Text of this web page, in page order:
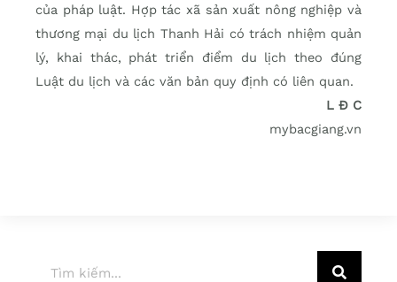
của pháp luật. Hợp tác xã sản xuất nông nghiệp và
thương mại du lịch Thanh Hải có trách nhiệm quản
lý, khai thác, phát triển điểm du lịch theo đúng
Luật du lịch và các văn bản quy định có liên quan.
L Đ C
mybacgiang.vn